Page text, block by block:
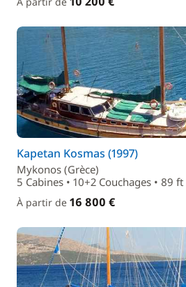
Kapetan Kosmas (1997)
Mykonos (Grèce)
5 Cabines • 10+2 Couchages • 89 ft
À partir de 16 800 €